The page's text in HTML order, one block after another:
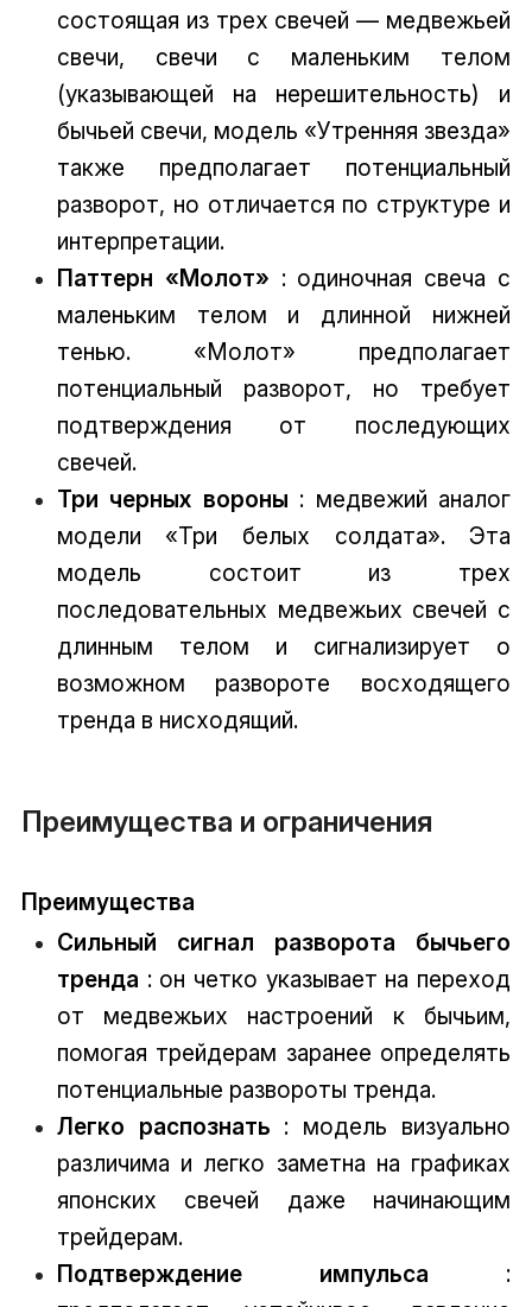
состоящая из трех свечей — медвежьей
свечи, свечи с маленьким телом
(указывающей на нерешительность) и
бычьей свечи, модель «Утренняя звезда»
также предполагает потенциальный
разворот, но отличается по структуре и
интерпретации.
Паттерн «Молот» : одиночная свеча с
маленьким телом и длинной нижней
тенью. «Молот» предполагает
потенциальный разворот, но требует
подтверждения от последующих
свечей.
Три черных вороны : медвежий аналог
модели «Три белых солдата». Эта
модель состоит из трех
последовательных медвежьих свечей с
длинным телом и сигнализирует о
возможном развороте восходящего
тренда в нисходящий.
Преимущества и ограничения
Преимущества
Сильный сигнал разворота бычьего
тренда : он четко указывает на переход
от медвежьих настроений к бычьим,
помогая трейдерам заранее определять
потенциальные развороты тренда.
Легко распознать : модель визуально
различима и легко заметна на графиках
японских свечей даже начинающим
трейдерам.
Подтверждение импульса :